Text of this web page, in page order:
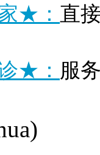
★： 直
★： 服